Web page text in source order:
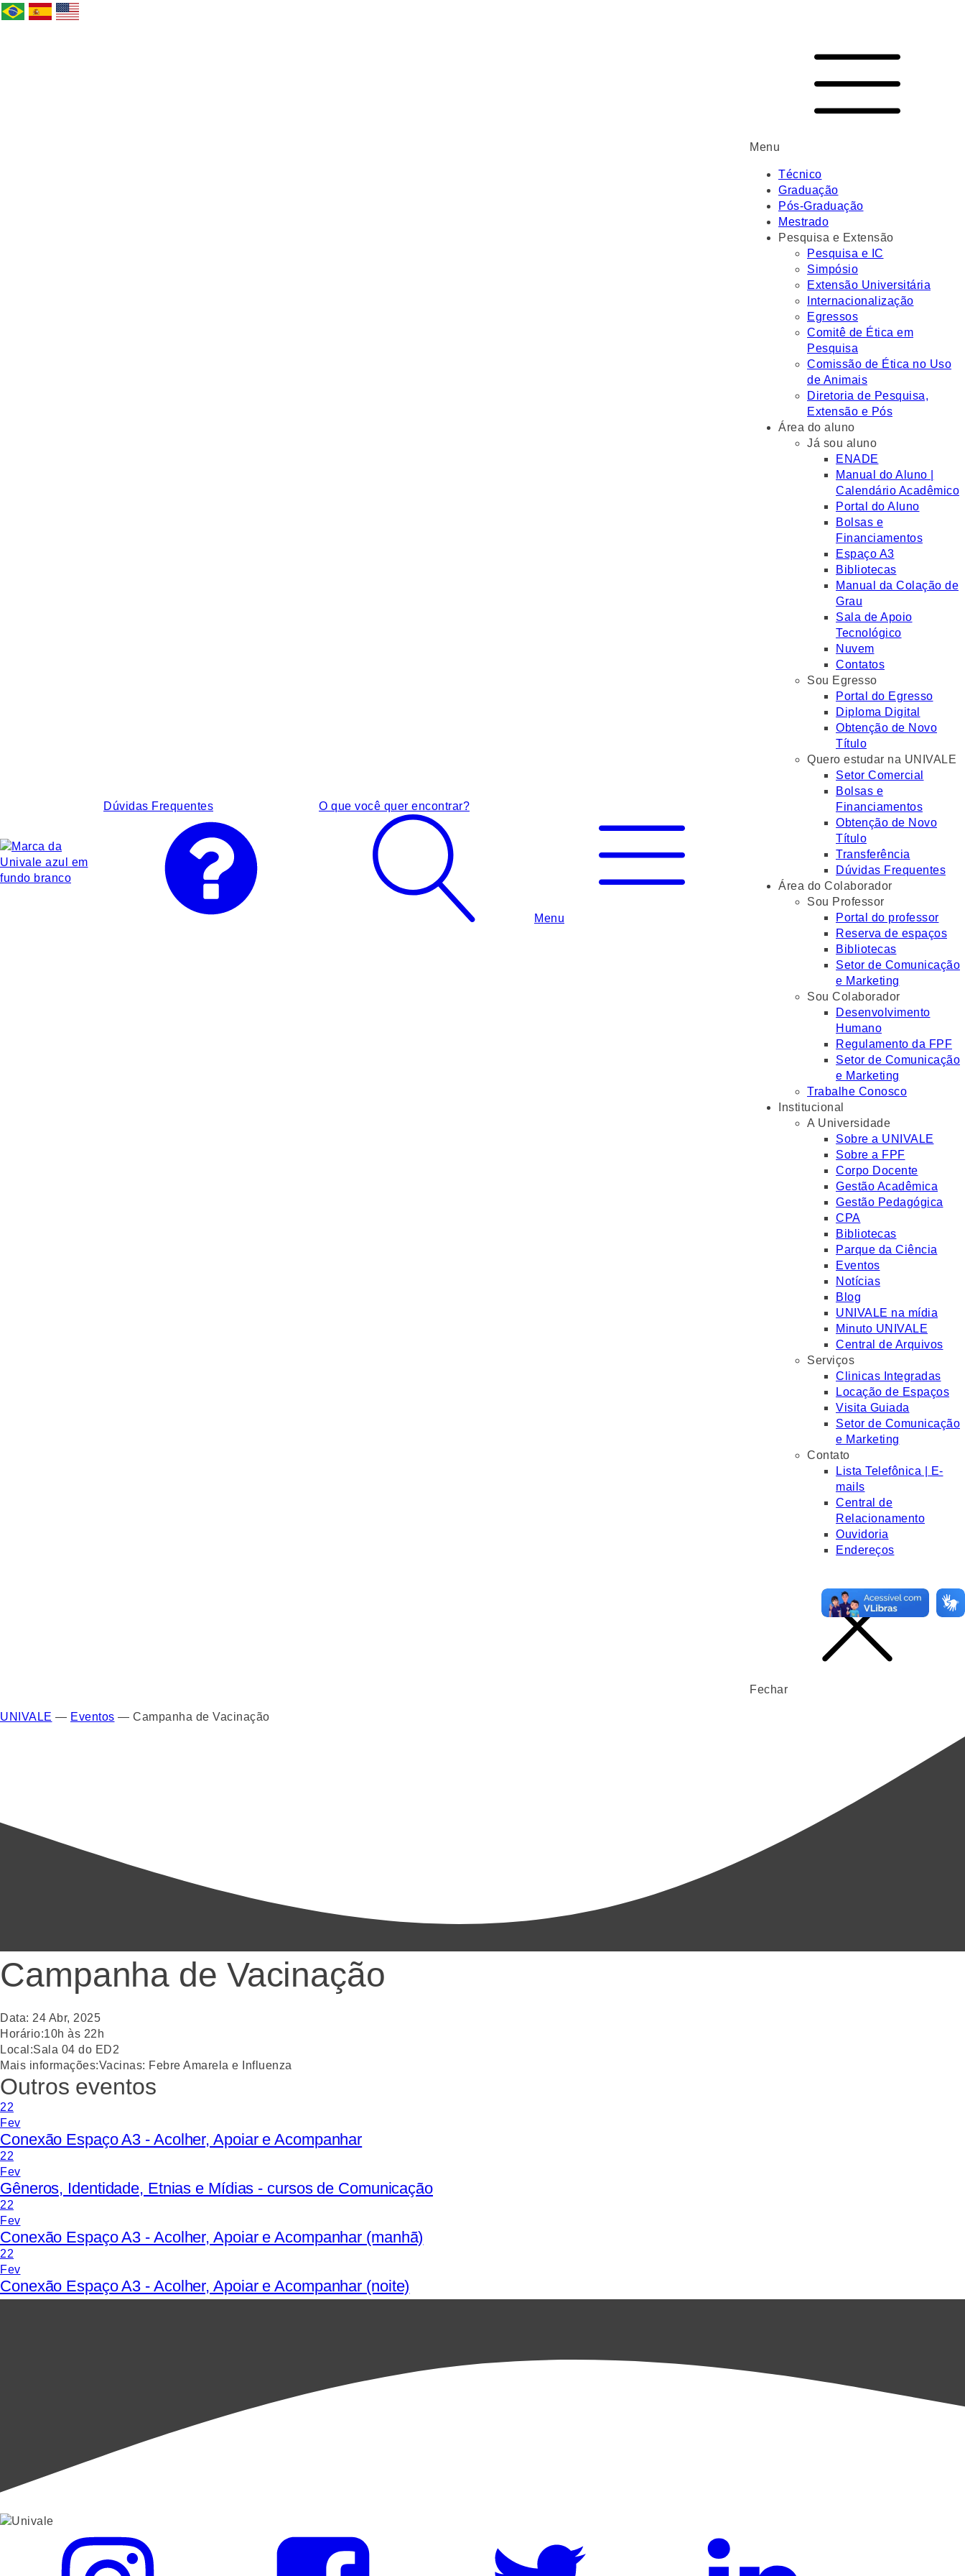
Dúvidas Frequentes O que você quer encontrar?
Menu
Menu
Técnico
Graduação
Pós-Graduação
Mestrado
Pesquisa e Extensão
Pesquisa e IC
Simpósio
Extensão Universitária
Internacionalização
Egressos
Comitê de Ética em
Pesquisa
Comissão de Ética no Uso
de Animais
Diretoria de Pesquisa,
Extensão e Pós
Área do aluno
Já sou aluno
ENADE
Manual do Aluno |
Calendário Acadêmico
Portal do Aluno
Bolsas e
Financiamentos
Espaço A3
Bibliotecas
Manual da Colação de
Grau
Sala de Apoio
Tecnológico
Nuvem
Contatos
Sou Egresso
Portal do Egresso
Diploma Digital
Obtenção de Novo
Título
Quero estudar na UNIVALE
Setor Comercial
Bolsas e
Financiamentos
Obtenção de Novo
Título
Transferência
Dúvidas Frequentes
Área do Colaborador
Sou Professor
Portal do professor
Reserva de espaços
Bibliotecas
Setor de Comunicação
e Marketing
Sou Colaborador
Desenvolvimento
Humano
Regulamento da FPF
Setor de Comunicação
e Marketing
Trabalhe Conosco
Institucional
A Universidade
Sobre a UNIVALE
Sobre a FPF
Corpo Docente
Gestão Acadêmica
Gestão Pedagógica
CPA
Bibliotecas
Parque da Ciência
Eventos
Notícias
Blog
UNIVALE na mídia
Minuto UNIVALE
Central de Arquivos
Serviços
Clinicas Integradas
Locação de Espaços
Visita Guiada
Setor de Comunicação
e Marketing
Contato
Lista Telefônica | E-
mails
Central de
Relacionamento
Ouvidoria
Endereços
Fechar
UNIVALE — Eventos — Campanha de Vacinação
Campanha de Vacinação
Data: 24 Abr, 2025
Horário:10h às 22h
Local:Sala 04 do ED2
Mais informações:Vacinas: Febre Amarela e Influenza
Outros eventos
22
Fev
Conexão Espaço A3 - Acolher, Apoiar e Acompanhar
22
Fev
Gêneros, Identidade, Etnias e Mídias - cursos de Comunicação
22
Fev
Conexão Espaço A3 - Acolher, Apoiar e Acompanhar (manhã)
22
Fev
Conexão Espaço A3 - Acolher, Apoiar e Acompanhar (noite)